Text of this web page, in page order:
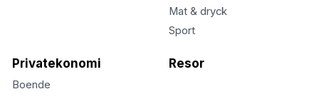
Mat & dryck
Sport
Privatekonomi
Boende
Resor